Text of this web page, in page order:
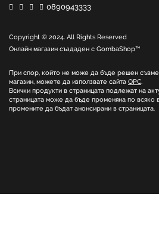
0890943333
Copyright © 2024. All Rights Reserved
Онлайн магазин създаден с GombaShop™
При спор, който не може да бъде решен
магазин, можете да използвате сайта ОРС.
Всички продукти в страницата подлежат на
страницата може да бъде променяна по всяко
промените да бъдат анонсирани в страницата.